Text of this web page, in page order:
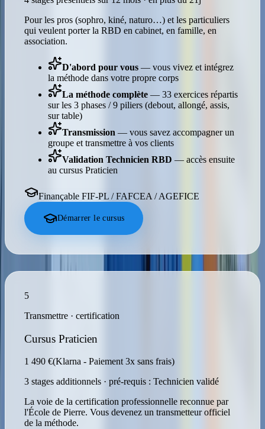
Pour les pros (sophro, kiné, naturo…) et les particuliers
qui veulent porter la RBD en cabinet, en famille, en
association.
D'abord pour vous — vous vivez et intégrez
la méthode dans votre propre corps
La méthode complète — 33 exercices répartis
sur les 3 phases / 9 piliers (debout, allongé, assis,
sur table)
Transmission — vous savez accompagner un
groupe et transmettre à vos clients
Validation Technicien RBD — accès ensuite
au cursus Praticien
Finançable FIF-PL / FAFCEA / AGEFICE
Démarrer le cursus
5
Transmettre · certification
Cursus Praticien
1 490 €(Klarna - Paiement 3x sans frais)
3 stages additionnels · pré-requis : Technicien validé
La voie de la certification professionnelle reconnue par
l'École de Pierre. Vous devenez un transmetteur officiel
de la méthode.